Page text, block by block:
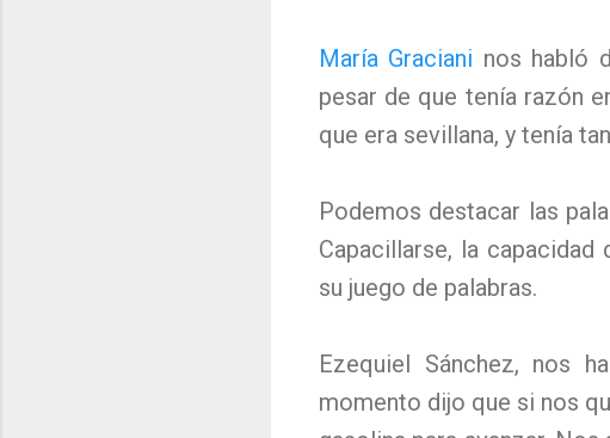
María Graciani nos habló
pesar de que tenía razón
que era sevillana, y tenía
Podemos destacar las
Capacillarse, la
su juego de palabras.
Ezequiel Sánchez, nos
momento dijo que si nos